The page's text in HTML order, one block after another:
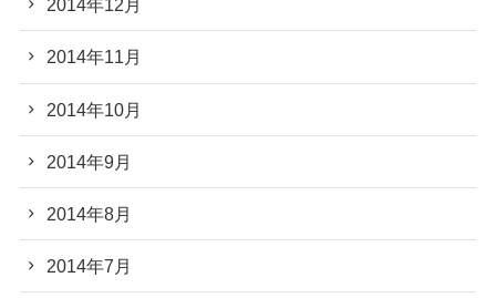
2014年12月
2014年11月
2014年10月
2014年9月
2014年8月
2014年7月